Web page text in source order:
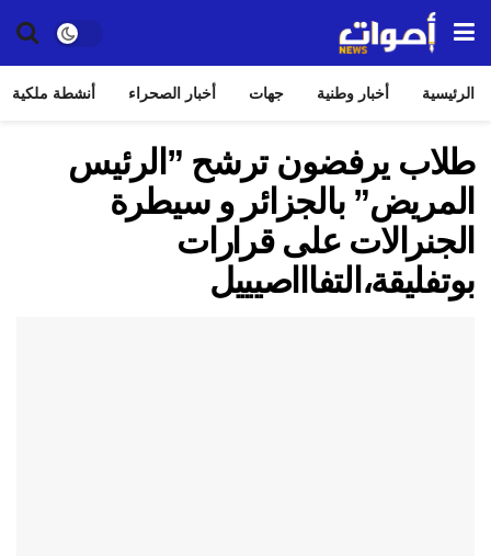
الرئيسية أخبار وطنية جهات أخبار الصحراء أنشطة ملكية
طلاب يرفضون ترشح ”الرئيس
المريض” بالجزائر و سيطرة
الجنرالات على قرارات
بوتفليقة،التفاااصيييل